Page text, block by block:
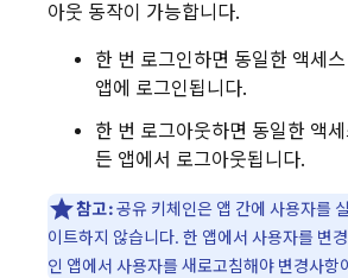
아웃 동작이 가능합니다.
한 번 로그인하면 동일한 액세
앱에 로그인됩니다.
한 번 로그아웃하면 동일한 액
든 앱에서 로그아웃됩니다.
참고:공유 키체인은 앱 간에 사용자를
이트하지 않습니다. 한 앱에서 사용자를 변
인 앱에서 사용자를 새로고침해야 변경사항